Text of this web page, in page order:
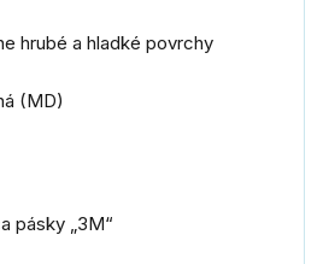
hrubé a hladké povrchy
(MD)
pásky „3M“